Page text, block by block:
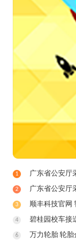
1 广东省公安厅
2 广东省公安厅
3 顺丰科技官网
4 碧桂园校车接
6 万力轮胎 轮